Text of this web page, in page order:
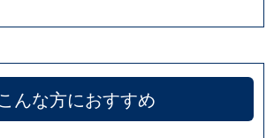
んな方におすすめ